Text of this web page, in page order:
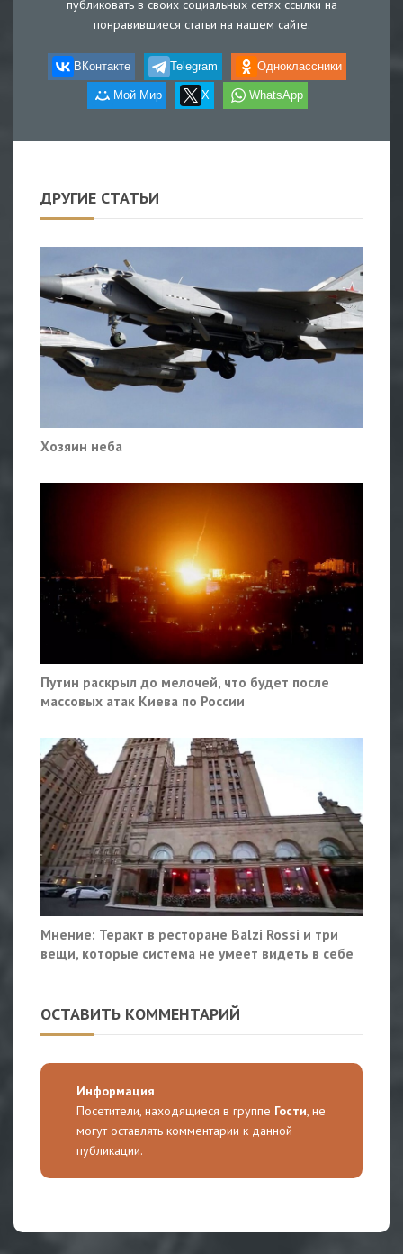
публиковать в своих социальных сетях ссылки на
понравившиеся статьи на нашем сайте.
ВКонтакте Telegram Одноклассники
Мой Мир X WhatsApp
ДРУГИЕ СТАТЬИ
Хозяин неба
Путин раскрыл до мелочей, что будет после
массовых атак Киева по России
Мнение: Теракт в ресторане Balzi Rossi и три
вещи, которые система не умеет видеть в себе
ОСТАВИТЬ КОММЕНТАРИЙ
Информация
Посетители, находящиеся в группе Гости , не
могут оставлять комментарии к данной
публикации.